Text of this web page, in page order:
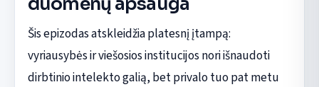
Šis epizodas atskleidžia platesnį įtampą:
vyriausybės ir viešosios institucijos nori išnaudoti
dirbtinio intelekto galią, bet privalo tuo pat metu